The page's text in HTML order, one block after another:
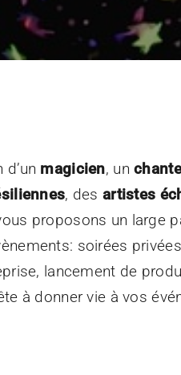
d’un magicien, un
, desartistes
proposons un large
soirées
lancement de
à donner vie à vos